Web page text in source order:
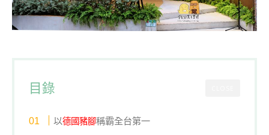
目錄
以德國豬腳稱霸全台第一